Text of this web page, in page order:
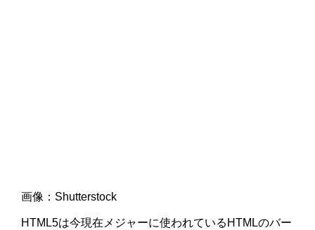
画像：Shutterstock
HTML5は今現在メジャーに使われているHTMLのバー